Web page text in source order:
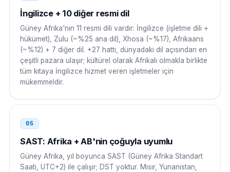
010 27 11 NNN NNNN
Güney Kore 001
001 27 11 NNN NNNN
Singapur
Brezilya
İngilizce + 10 diğer resmi dil
Güney Afrika'nın 11 resmi dili vardır: İngilizce (işletme dili +
hükümet), Zulu (~%25 ana dil), Xhosa (~%17), Afrikaans
(~%12) + 7 diğer dil. +27 hattı, dünyadaki dil açısından en
çeşitli pazara ulaşır; kültürel olarak Afrikalı olmakla birlikte
tüm kıtaya İngilizce hizmet veren işletmeler için
mükemmeldir.
05
SAST: Afrika + AB'nin çoğuyla uyumlu
Güney Afrika, yıl boyunca SAST (Güney Afrika Standart
Saati, UTC+2) ile çalışır; DST yoktur. Mısır, Yunanistan,